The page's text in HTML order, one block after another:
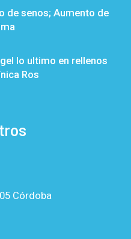
de senos; Aumento de
lo ultimo en rellenos
Ros
Córdoba